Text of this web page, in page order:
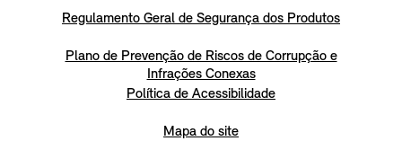
Regulamento Geral de Segurança dos Produtos
Plano de Prevenção de Riscos de Corrupção e
Infrações Conexas
Política de Acessibilidade
Mapa do site